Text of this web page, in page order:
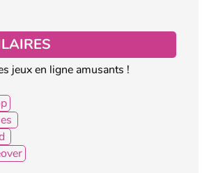
jeux en ligne amusants !